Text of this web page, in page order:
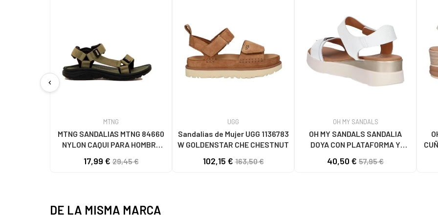
chevron_left
MTNG
MTNG SANDALIAS MTNG 84660
NYLON CAQUI PARA HOMBRE
17,99 €29,45 €
UGG
Sandalias de Mujer UGG 1136783
W GOLDENSTAR CHE CHESTNUT
102,15 €163,50 €
OH MY SANDALS
OH MY SANDALS SANDALIA
DOYA CON PLATAFORMA Y
BLANCO
40,50 € 57,95 €
DE LA MISMA MARCA